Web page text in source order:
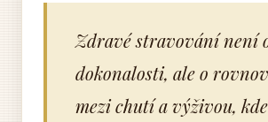
Zdravé stravování není
dokonalosti, ale o
mezi chutí a výživou,